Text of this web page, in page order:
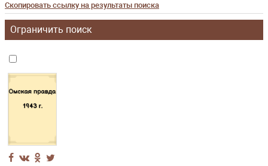
Скопировать ссылку на результаты поиска
Ограничить поиск